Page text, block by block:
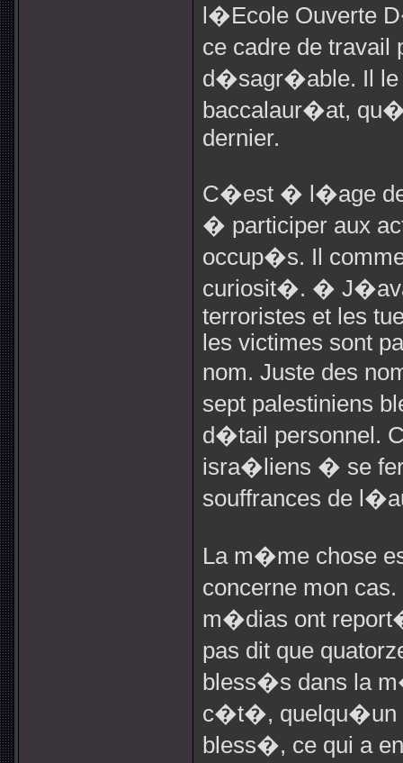
l�Ecole Ouverte
ce cadre de
d�sagr�able. Il le
baccalaur�at,
dernier.
C�est � l�age
� participer aux
occup�s. Il
curiosit�. �
terroristes et les
les victimes sont
nom. Juste des
sept palestiniens
d�tail personnel.
isra�liens � se
souffrances de
La m�me chose
concerne mon
m�dias ont
pas dit que
bless�s dans la
c�t�, quelqu�un
bless�, ce qui a